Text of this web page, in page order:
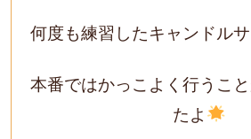
何度も練習したキャンドル
本番ではかっこよく行うこ
たよ